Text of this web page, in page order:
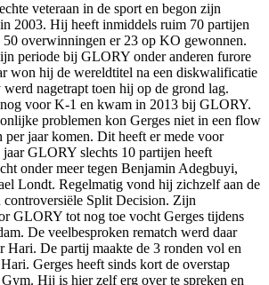
veteraan in de sport en begon zijn
2003. Hij heeft inmiddels ruim 70 partijen
50 overwinningen er 23 op KO gewonnen.
periode bij GLORY onder anderen furore
won hij de wereldtitel na een diskwalificatie
nagetrapt toen hij op de grond lag.
voor K-1 en kwam in 2013 bij GLORY.
problemen kon Gerges niet in een flow
per jaar komen. Dit heeft er mede voor
GLORY slechts 10 partijen heeft
onder meer tegen Benjamin Adegbuyi,
Londt. Regelmatig vond hij zichzelf aan de
controversiële Split Decision. Zijn
GLORY tot nog toe vocht Gerges tijdens
De veelbesproken rematch werd daar
Hari. De partij maakte de 3 ronden vol en
Gerges heeft sinds kort de overstap
Hij is hier zelf erg over te spreken en